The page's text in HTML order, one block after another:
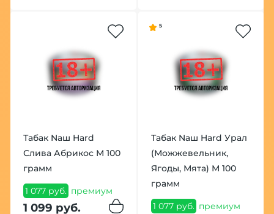
Табак Nаш Hard
Слива Абрикос М 100
грамм
1 077 руб. премиум
1 099 руб.
5
Табак Nаш Hard Урал
(Можжевельник,
Ягоды, Мята) М 100
грамм
1 077 руб. премиум